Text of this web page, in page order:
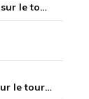
BLAST Open Porto : toutes les informations sur le tournoi
Esports Nations Cup 2026 : toutes les infos sur le tournoi